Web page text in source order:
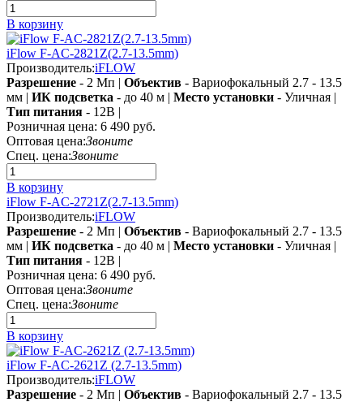
В корзину
iFlow F-AC-2821Z(2.7-13.5mm)
Производитель:iFLOW
Разрешение - 2 Мп | Объектив - Вариофокальный 2.7 - 13.5
мм | ИК подсветка - до 40 м | Место установки - Уличная |
Тип питания - 12В |
Розничная цена: 6 490 руб.
Оптовая цена:Звоните
Спец. цена:Звоните
В корзину
iFlow F-AC-2721Z(2.7-13.5mm)
Производитель:iFLOW
Разрешение - 2 Мп | Объектив - Вариофокальный 2.7 - 13.5
мм | ИК подсветка - до 40 м | Место установки - Уличная |
Тип питания - 12В |
Розничная цена: 6 490 руб.
Оптовая цена:Звоните
Спец. цена:Звоните
В корзину
iFlow F-AC-2621Z (2.7-13.5mm)
Производитель:iFLOW
Разрешение - 2 Мп | Объектив - Вариофокальный 2.7 - 13.5